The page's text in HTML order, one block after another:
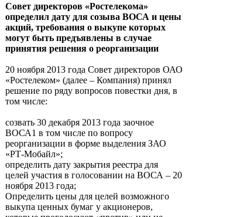
Совет директоров «Ростелекома»
определил дату для созыва ВОСА и цены
акций, требования о выкупе которых
могут быть предъявлены в случае
принятия решения о реорганизации
20 ноября 2013 года Совет директоров ОАО
«Ростелеком» (далее – Компания) принял
решение по ряду вопросов повестки дня, в
том числе:
созвать 30 декабря 2013 года заочное
ВОСА1 в том числе по вопросу
реорганизации в форме выделения ЗАО
«РТ-Мобайл»;
определить дату закрытия реестра для
целей участия в голосовании на ВОСА – 20
ноября 2013 года;
Определить цены для целей возможного
выкупа ценных бумаг у акционеров,